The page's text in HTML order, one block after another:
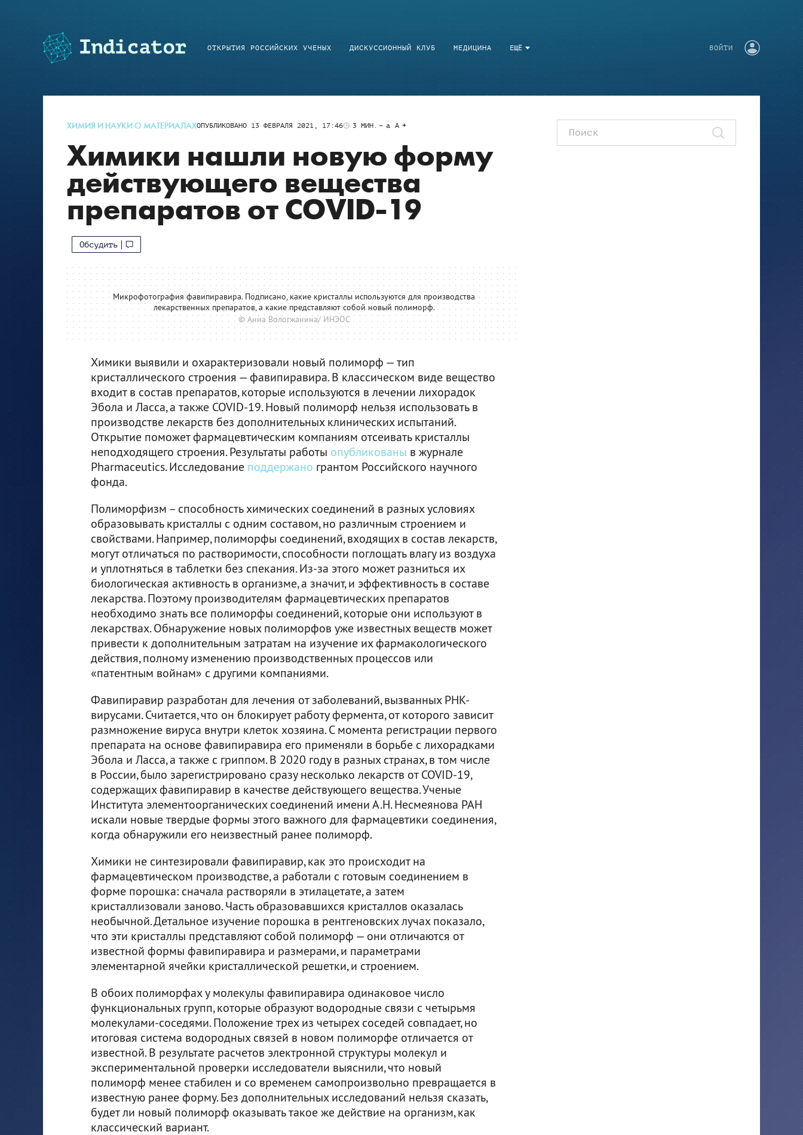
ЕЩЁ
ОТКРЫТИЯ РОССИЙСКИХ УЧЕНЫХ ДИСКУССИОННЫЙ КЛУБ МЕДИЦИНА ВОЙТИ
ХИМИЯ И НАУКИ О МАТЕРИАЛАХОПУБЛИКОВАНО 13 ФЕВРАЛЯ 2021, 17:46 3 МИН. a A
Химики нашли новую форму
действующего вещества
препаратов от COVID-19
Обсудить
Микрофотография фавипиравира. Подписано, какие кристаллы используются для производства
лекарственных препаратов, а какие представляют собой новый полиморф.
© Анна Вологжанина/ ИНЭОС
Химики выявили и охарактеризовали новый полиморф — тип
кристаллического строения — фавипиравира. В классическом виде вещество
входит в состав препаратов, которые используются в лечении лихорадок
Эбола и Ласса, а также COVID-19. Новый полиморф нельзя использовать в
производстве лекарств без дополнительных клинических испытаний.
Открытие поможет фармацевтическим компаниям отсеивать кристаллы
неподходящего строения. Результаты работы опубликованы в журнале
Pharmaceutics. Исследование поддержано грантом Российского научного
фонда.
Полиморфизм – способность химических соединений в разных условиях
образовывать кристаллы с одним составом, но различным строением и
свойствами. Например, полиморфы соединений, входящих в состав лекарств,
могут отличаться по растворимости, способности поглощать влагу из воздуха
и уплотняться в таблетки без спекания. Из-за этого может разниться их
биологическая активность в организме, а значит, и эффективность в составе
лекарства. Поэтому производителям фармацевтических препаратов
необходимо знать все полиморфы соединений, которые они используют в
лекарствах. Обнаружение новых полиморфов уже известных веществ может
привести к дополнительным затратам на изучение их фармакологического
действия, полному изменению производственных процессов или
«патентным войнам» с другими компаниями.
Фавипиравир разработан для лечения от заболеваний, вызванных РНК-
вирусами. Считается, что он блокирует работу фермента, от которого зависит
размножение вируса внутри клеток хозяина. С момента регистрации первого
препарата на основе фавипиравира его применяли в борьбе с лихорадками
Эбола и Ласса, а также с гриппом. В 2020 году в разных странах, в том числе
в России, было зарегистрировано сразу несколько лекарств от COVID-19,
содержащих фавипиравир в качестве действующего вещества. Ученые
Института элементоорганических соединений имени А.Н. Несмеянова РАН
искали новые твердые формы этого важного для фармацевтики соединения,
когда обнаружили его неизвестный ранее полиморф.
Химики не синтезировали фавипиравир, как это происходит на
фармацевтическом производстве, а работали с готовым соединением в
форме порошка: сначала растворяли в этилацетате, а затем
кристаллизовали заново. Часть образовавшихся кристаллов оказалась
необычной. Детальное изучение порошка в рентгеновских лучах показало,
что эти кристаллы представляют собой полиморф — они отличаются от
известной формы фавипиравира и размерами, и параметрами
элементарной ячейки кристаллической решетки, и строением.
В обоих полиморфах у молекулы фавипиравира одинаковое число
функциональных групп, которые образуют водородные связи с четырьмя
молекулами-соседями. Положение трех из четырех соседей совпадает, но
итоговая система водородных связей в новом полиморфе отличается от
известной. В результате расчетов электронной структуры молекул и
экспериментальной проверки исследователи выяснили, что новый
полиморф менее стабилен и со временем самопроизвольно превращается в
известную ранее форму. Без дополнительных исследований нельзя сказать,
будет ли новый полиморф оказывать такое же действие на организм, как
классический вариант.